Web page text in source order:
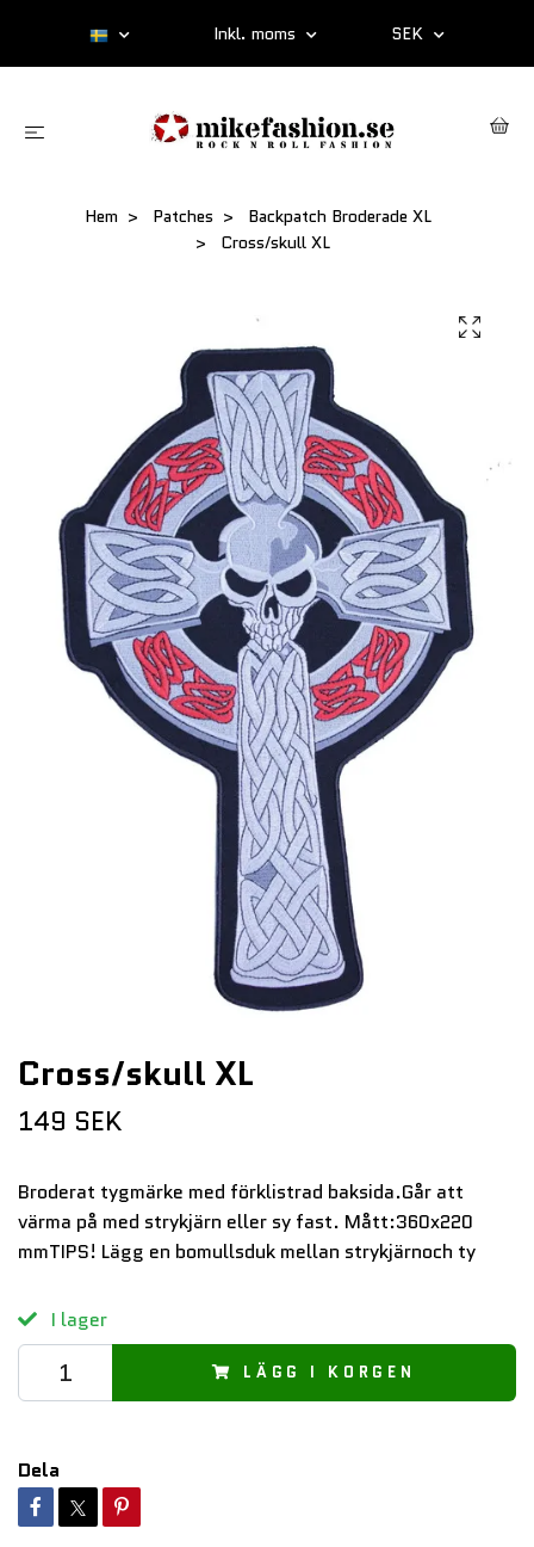
Inkl. moms SEK
Hem Patches
Backpatch Broderade XL
Cross/skull XL
Cross/skull XL
149 SEK
Broderat tygmärke med förklistrad baksida.Går att
värma på med strykjärn eller sy fast. Mått:360x220
mmTIPS! Lägg en bomullsduk mellan strykjärnoch ty
I lager
LÄGG I KORGEN
Dela